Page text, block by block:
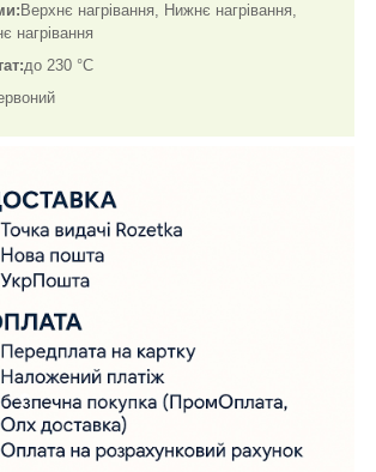
Верхнє нагрівання, Нижнє нагрівання,
нагрівання
до 230 °С